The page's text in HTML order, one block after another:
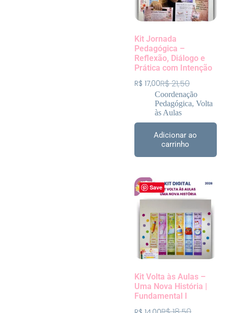
Kit Jornada
Pedagógica –
Reflexão, Diálogo e
Prática com Intenção
R$21,50
R$ 17,00
Coordenação
Pedagógica, Volta
às Aulas
Adicionar ao
carrinho
Save
Kit Volta às Aulas –
Uma Nova História |
Fundamental I